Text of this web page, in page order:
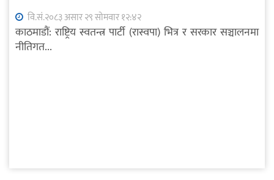
वि.सं.२०८३ असार २९ सोमवार १२:४२
काठमाडौं: राष्ट्रिय स्वतन्त्र पार्टी (रास्वपा) भित्र र सरकार सञ्चालनमा
नीतिगत...